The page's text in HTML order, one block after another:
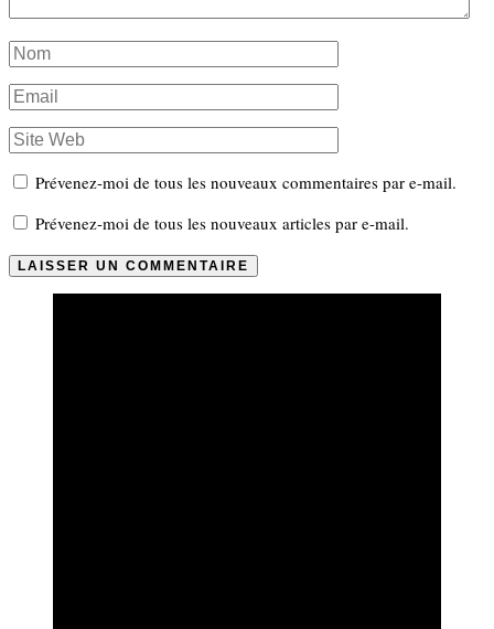
Prévenez-moi de tous les nouveaux commentaires par e-mail.
Prévenez-moi de tous les nouveaux articles par e-mail.